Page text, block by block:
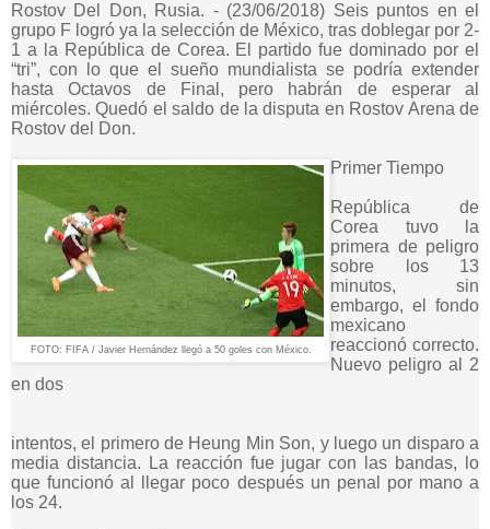
Rostov Del Don, Rusia. - (23/06/2018) Seis puntos en el
grupo F logró ya la selección de México, tras doblegar por 2-
1 a la República de Corea. El partido fue dominado por el
“tri”, con lo que el sueño mundialista se podría extender
hasta Octavos de Final, pero habrán de esperar al
miércoles. Quedó el saldo de la disputa en Rostov Arena de
Rostov del Don.
FOTO: FIFA / Javier Hernández llegó a 50 goles con México.
Primer Tiempo
República de
Corea tuvo la
primera de peligro
sobre los 13
minutos, sin
embargo, el fondo
mexicano
reaccionó correcto.
Nuevo peligro al 2
en dos
intentos, el primero de Heung Min Son, y luego un disparo a
media distancia. La reacción fue jugar con las bandas, lo
que funcionó al llegar poco después un penal por mano a
los 24.